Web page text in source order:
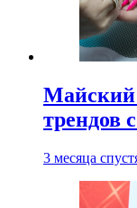
трендов
3 месяца